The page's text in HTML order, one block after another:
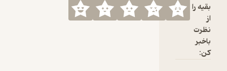
بقیه را
نظرت
باخبر
کن: